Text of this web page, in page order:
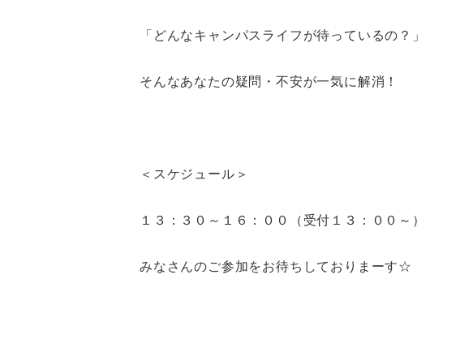
「どんなキャンパスライフが待っているの？」
そんなあなたの疑問・不安が一気に解消！
＜スケジュール＞
１３：３０～１６：００（受付１３：００～）
みなさんのご参加をお待ちしておりまーす☆